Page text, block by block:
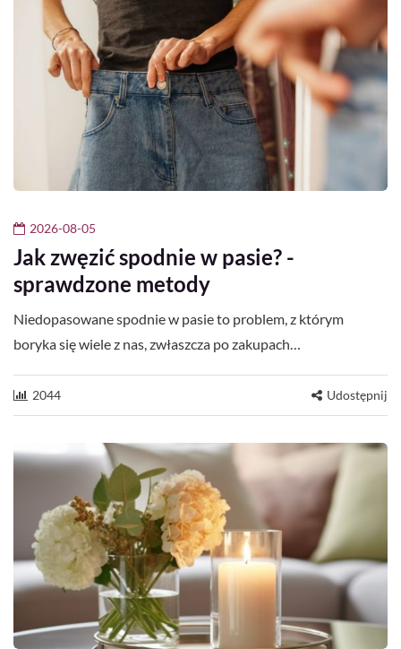
2026-08-05
Jak zwęzić spodnie w pasie? -
sprawdzone metody
Niedopasowane spodnie w pasie to problem, z którym
boryka się wiele z nas, zwłaszcza po zakupach…
2044 Udostępnij